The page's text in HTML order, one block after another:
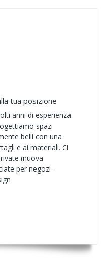
tua posizione
anni di esperienza
spazi
belli con una
e ai materiali. Ci
(nuova
per negozi -